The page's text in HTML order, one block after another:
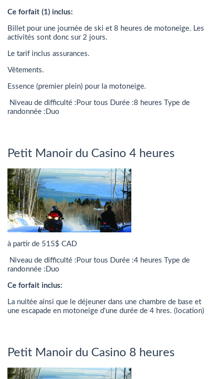
Ce forfait (1) inclus:
Billet pour une journée de ski et 8 heures de motoneige. Les
activités sont donc sur 2 jours.
Le tarif inclus assurances.
Vêtements.
Essence (premier plein) pour la motoneige.
Niveau de difficulté :Pour tous Durée :8 heures Type de
randonnée :Duo
Petit Manoir du Casino 4 heures
à partir de 515$ CAD
Niveau de difficulté :Pour tous Durée :4 heures Type de
randonnée :Duo
Ce forfait inclus:
La nuitée ainsi que le déjeuner dans une chambre de base et
une escapade en motoneige d'une durée de 4 hres. (location)
Petit Manoir du Casino 8 heures